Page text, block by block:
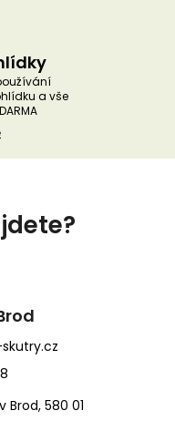
a vše
Brod, 580 01